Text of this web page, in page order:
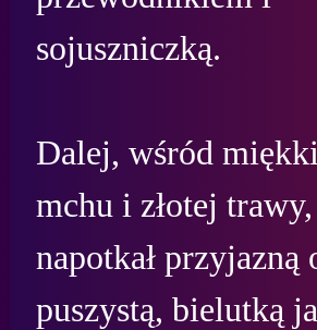
sojuszniczką.
Dalej, wśród
mchu i złotej
napotkał przyjazną
puszystą, bielutką